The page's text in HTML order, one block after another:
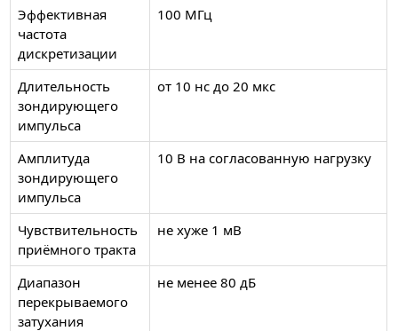
Эффективная
частота
дискретизации
100 МГц
Длительность
зондирующего
импульса
от 10 нс до 20 мкс
Амплитуда
зондирующего
импульса
10 В на согласованную нагрузку
Чувствительность
приёмного тракта
не хуже 1 мВ
Диапазон
перекрываемого
затухания
не менее 80 дБ